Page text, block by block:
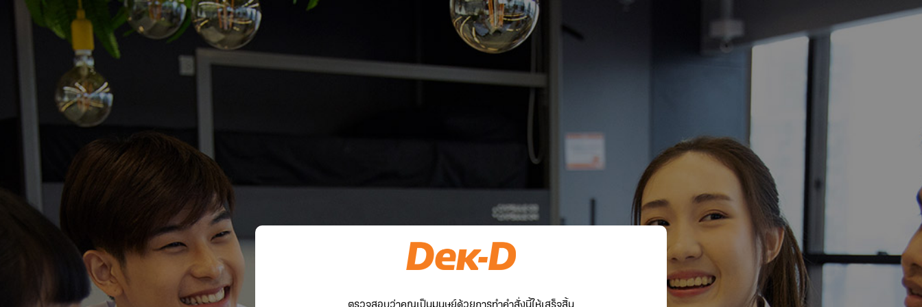
ตรวจสอบว่าคุณเป็นมนุษย์ด้วยการทำคำสั่งนี้ให้เสร็จสิ้น